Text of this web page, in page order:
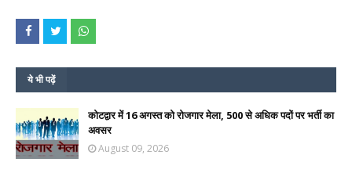
ये भी पढ़ें
कोटद्वार में 16 अगस्त को रोजगार मेला, 500 से अधिक पदों पर भर्ती का
अवसर
August 09, 2026